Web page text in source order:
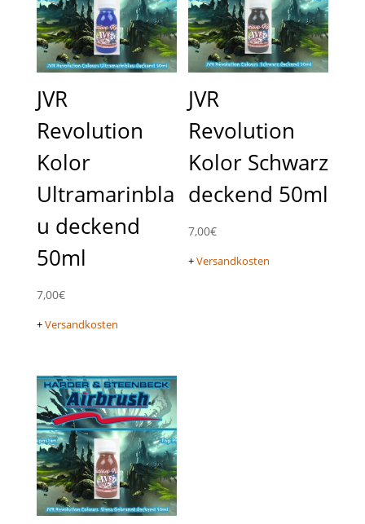
JVR
Revolution
Kolor
Ultramarinbla
u deckend
50ml
7,00€
+Versandkosten
JVR
Revolution
Kolor Schwarz
deckend 50ml
7,00€
+Versandkosten